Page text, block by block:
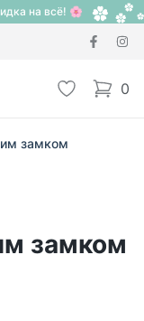
на всё! 🌸
Избранное
0
items
замком
замком